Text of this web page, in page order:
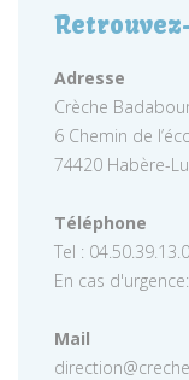
Adresse
Crèche
6 Chemin de
74420 Habère-
Téléphone
Tel :
En cas
Mail